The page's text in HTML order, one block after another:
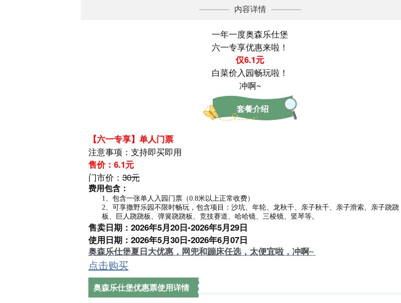
内容详情
一年一度奥森乐仕堡
六一专享优惠来啦！
仅6.1元
白菜价入园畅玩啦！
冲啊~
套餐介绍
【六一专享】单人门票
注意事项：支持即买即用
售价：6.1元
门市价： 30元
费用包含：
1、包含一张单人入园门票（0.8米以上正常收费）
2、可享撒野乐园不限时畅玩，包含项目：沙坑、年轮、龙秋千、亲子秋千、亲子滑索、亲子跷跷
板、巨人跷跷板、弹簧跷跷板、竞技赛道、哈哈镜、三棱镜、竖琴等。
售卖日期：2026年5月20日-2026年5月29日
使用日期：2026年5月30日-2026年6月07日
奥森乐仕堡夏日大优惠，网兜和蹦床任选，太便宜啦，冲啊~
点击购买
奥森乐仕堡优惠票使用详情